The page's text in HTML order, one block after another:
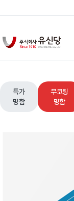
특가
명함
무코팅
명함